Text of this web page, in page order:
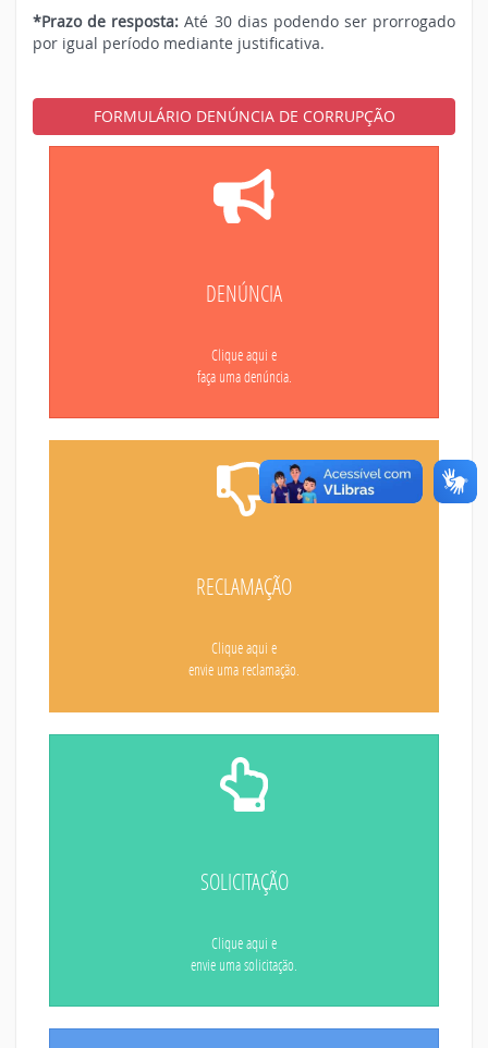
*Prazo de resposta: Até 30 dias podendo ser prorrogado
por igual período mediante justificativa.
FORMULÁRIO DENÚNCIA DE CORRUPÇÃO
DENÚNCIA
Clique aqui e
faça uma denúncia.
RECLAMAÇÃO
Clique aqui e
envie uma reclamação.
SOLICITAÇÃO
Clique aqui e
envie uma solicitação.